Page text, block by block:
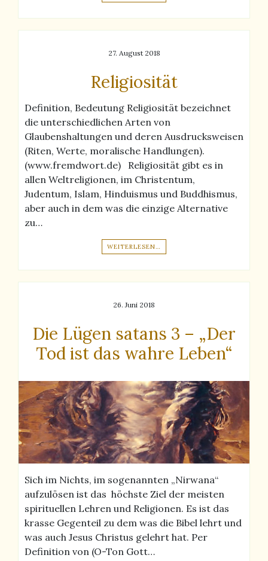
27. August 2018
Religiosität
Definition, Bedeutung Religiosität bezeichnet
die unterschiedlichen Arten von
Glaubenshaltungen und deren Ausdrucksweisen
(Riten, Werte, moralische Handlungen).
(www.fremdwort.de) Religiosität gibt es in
allen Weltreligionen, im Christentum,
Judentum, Islam, Hinduismus und Buddhismus,
aber auch in dem was die einzige Alternative
zu…
WEITERLESEN…
26. Juni 2018
Die Lügen satans 3 – „Der
Tod ist das wahre Leben“
Sich im Nichts, im sogenannten „Nirwana“
aufzulösen ist das höchste Ziel der meisten
spirituellen Lehren und Religionen. Es ist das
krasse Gegenteil zu dem was die Bibel lehrt und
was auch Jesus Christus gelehrt hat. Per
Definition von (O-Ton Gott…